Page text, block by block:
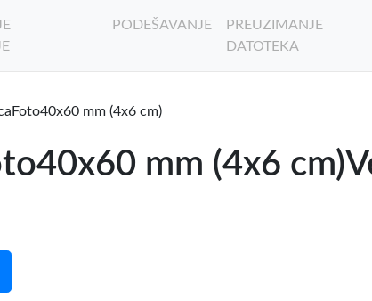
PODEŠAVANJE
PREUZIMANJE
DATOTEKA
mm (4x6 cm)
mm (4x6